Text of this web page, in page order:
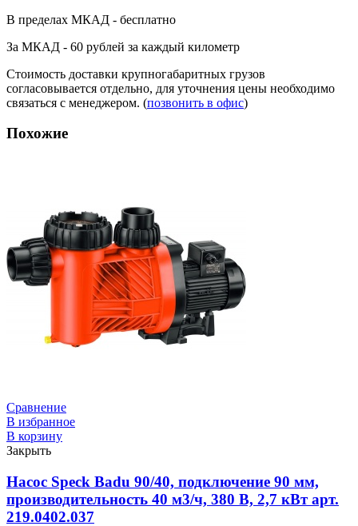
В пределах МКАД - бесплатно
За МКАД - 60 рублей за каждый километр
Стоимость доставки крупногабаритных грузов
согласовывается отдельно, для уточнения цены необходимо
связаться с менеджером. (позвонить в офис)
Похожие
Сравнение
В избранное
В корзину
Закрыть
Насос Speck Badu 90/40, подключение 90 мм,
производительность 40 м3/ч, 380 В, 2,7 кВт арт.
219.0402.037